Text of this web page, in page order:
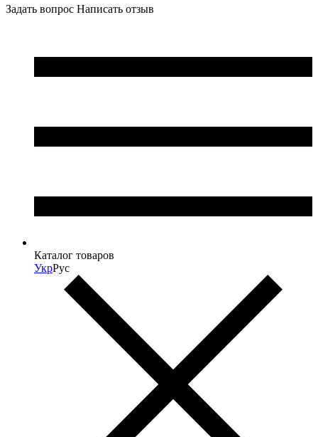
Задать вопрос Написать отзыв
Каталог товаров
УкрРус